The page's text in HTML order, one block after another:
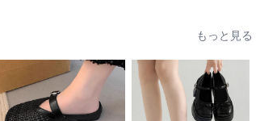
もっと見る